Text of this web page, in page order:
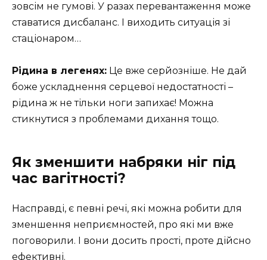
зовсім не гумові. У разах перевантаження може
ставатися дисбаланс. І виходить ситуація зі
стаціонаром…
Рідина в легенях: Це вже серйозніше. Не дай
боже ускладнення серцевої недостатності –
рідина ж не тільки ноги запихає! Можна
стикнутися з проблемами дихання тощо.
Як зменшити набряки ніг під
час вагітності?
Насправді, є певні речі, які можна робити для
зменшення неприємностей, про які ми вже
поговорили. І вони досить прості, проте дійсно
ефективні.